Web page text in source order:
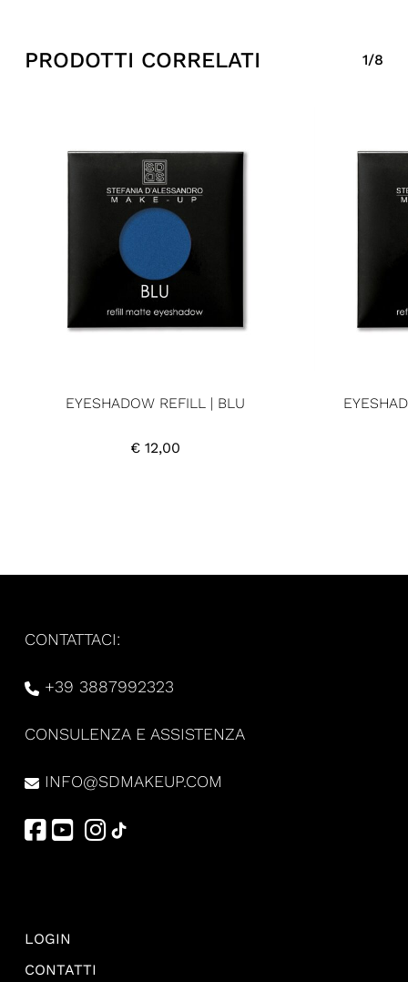
PRODOTTI CORRELATI 1/8
EYESHADOW REFILL | BLU
€ 12,00
CONTATTACI:
+39 3887992323
CONSULENZA E ASSISTENZA
INFO@SDMAKEUP.COM
LOGIN
CONTATTI